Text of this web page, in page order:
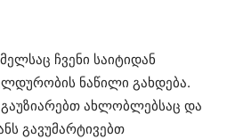
ჩვენი საიტიდან
ნაწილი გახდება.
ახლობლებსაც და
გავუმარტივებთ